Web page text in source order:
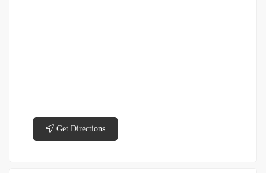
Get Directions